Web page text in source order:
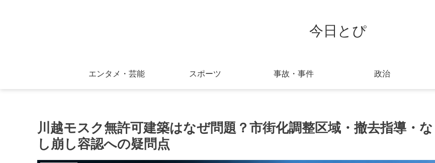
今日とぴ
エンタメ・芸能 スポーツ 事故・事件 政治
川越モスク無許可建築はなぜ問題？市街化調整区域・撤去指導・な
し崩し容認への疑問点